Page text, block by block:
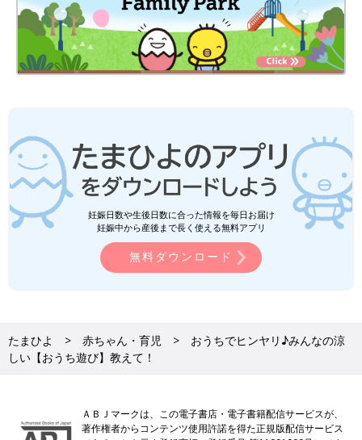
妊娠日数や生後日数に合った情報を毎日お届け
妊娠中から産後まで長く使える無料アプリ
無料ダウンロード
たまひよ 赤ちゃん・育児
おうちでヒンヤリ♪みんなの涼
しい【おうち遊び】教えて！
ＡＢＪマークは、この電子書店・電子書籍配信サービスが、
著作権者からコンテンツ使用許諾を得た正規版配信サービス